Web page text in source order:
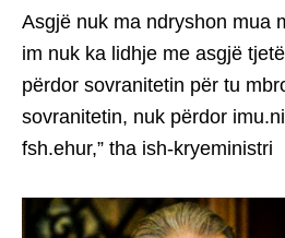
Asgjë nuk ma ndryshon mua
im nuk ka lidhje me asgjë
përdor sovranitetin për tu
sovranitetin, nuk përdor
fsh.ehur,” tha ish-kryeministri